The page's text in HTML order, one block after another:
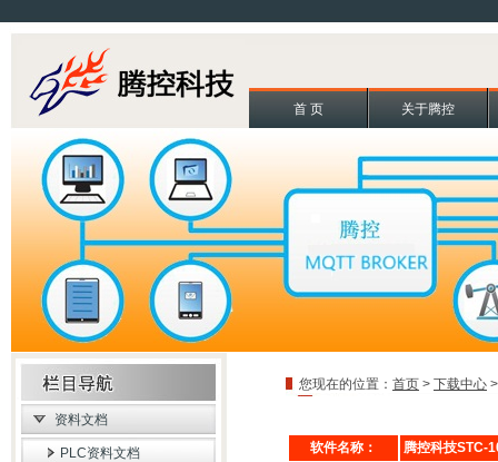
首 页 关于腾控
您现在的位置： 首页 > 下载中心
资料文档
PLC资料文档 软件名称：
腾控科技STC-